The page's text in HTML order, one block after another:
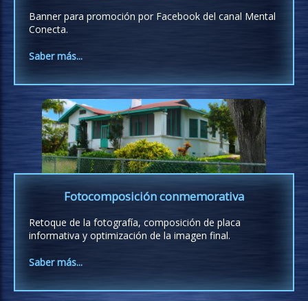
Banner para promoción por Facebook del canal Mental
Conecta.
Saber más...
Fotocomposición conmemorativa
Retoque de la fotografía, composición de placa
informativa y optimización de la imagen final.
Saber más...